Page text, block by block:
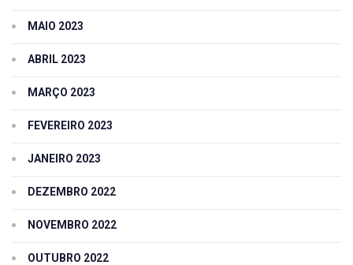
MAIO 2023
ABRIL 2023
MARÇO 2023
FEVEREIRO 2023
JANEIRO 2023
DEZEMBRO 2022
NOVEMBRO 2022
OUTUBRO 2022